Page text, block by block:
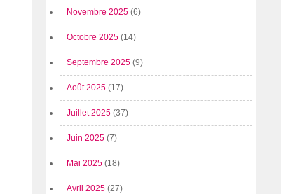
Novembre 2025 (6)
Octobre 2025 (14)
Septembre 2025 (9)
Août 2025 (17)
Juillet 2025 (37)
Juin 2025 (7)
Mai 2025 (18)
Avril 2025 (27)